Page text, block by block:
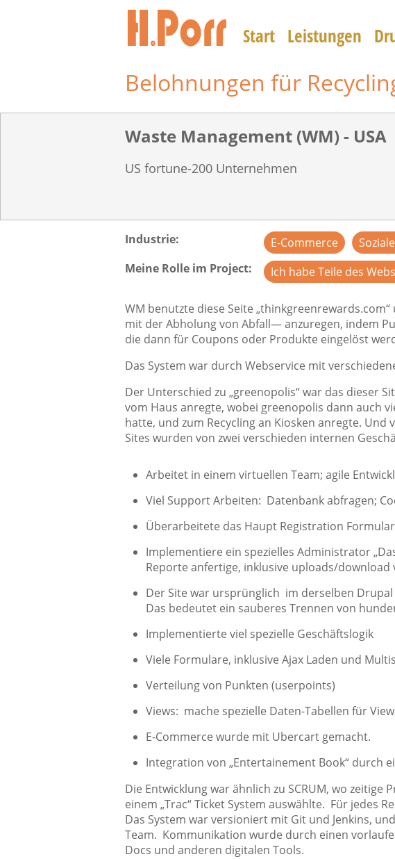
Start Leistungen
Belohnungen für
Waste Management (WM) - USA
US fortune-200 Unternehmen
Industrie E-Commerce
Meine Rolle im Project
Ich habe Teile des
WM benutzte diese Seite
mit der Abholung von Abfall— anzuregen, indem
die dann für Coupons oder Produkte eingelöst
Das System war durch Webservice mit
Der Unterschied zu „greenopolis“ war das dieser
vom Haus anregte, wobei greenopolis dann auch
hatte, und zum Recycling an Kiosken anregte.
Sites wurden von zwei verschieden internen
Arbeitet in einem virtuellen Team; agile
Viel Support Arbeiten: Datenbank abfragen;
Überarbeitete das Haupt Registration
Implementiere ein spezielles Administrator
Reporte anfertige, inklusive uploads/download
Der Site war ursprünglich im derselben
Das bedeutet ein sauberes Trennen von
Implementierte viel spezielle Geschäftslogik
Viele Formulare, inklusive Ajax Laden und
Verteilung von Punkten (userpoints)
Views: mache spezielle Daten-Tabellen für
E-Commerce wurde mit Ubercart gemacht.
Integration von „Entertainement Book“ durch
Die Entwicklung war ähnlich zu SCRUM, wo
einem „Trac“ Ticket System auswählte. Für jedes
Das System war versioniert mit Git und Jenkins,
Team. Kommunikation wurde durch einen
Docs und anderen digitalen Tools.